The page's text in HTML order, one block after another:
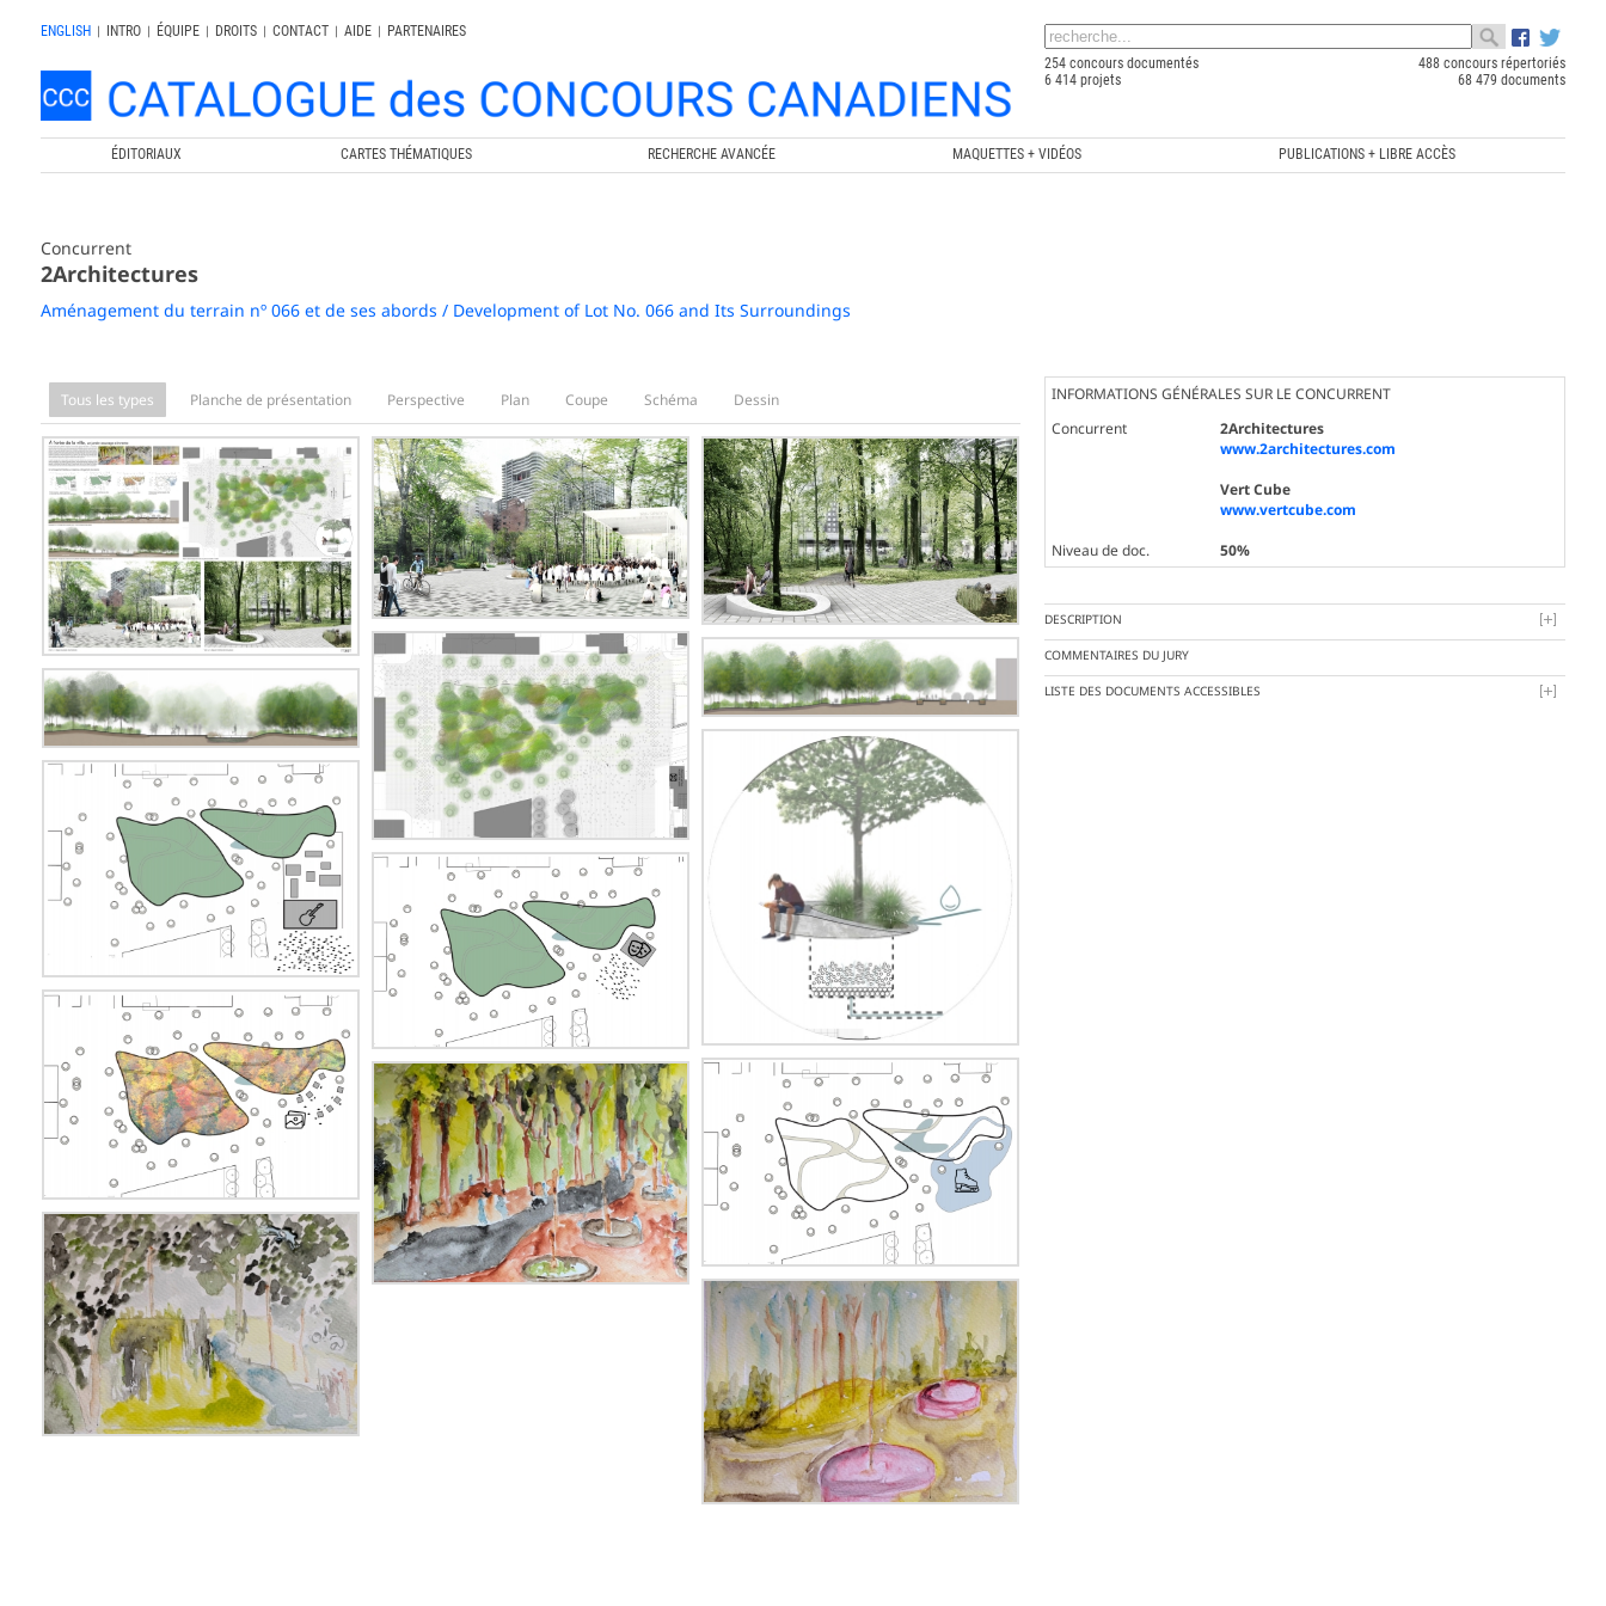
ENGLISH | INTRO | ÉQUIPE | DROITS | CONTACT | AIDE |
PARTENAIRES
254 concours documentés
488 concours répertoriés
6 414 projets
68 479 documents
ÉDITORIAUX CARTES THÉMATIQUES RECHERCHE AVANCÉE MAQUETTES + VIDÉOS PUBLICATIONS + LIBRE ACCÈS
Concurrent
2Architectures
Aménagement du terrain nº 066 et de ses abords / Development of Lot No. 066 and Its Surroundings
Tous les types Planche de présentation Perspective Plan Coupe Schéma Dessin
INFORMATIONS GÉNÉRALES SUR LE CONCURRENT
Concurrent
2Architectures
www.2architectures.com
Vert Cube
www.vertcube.com
Niveau de doc.
50%
DESCRIPTION
COMMENTAIRES DU JURY
LISTE DES DOCUMENTS ACCESSIBLES